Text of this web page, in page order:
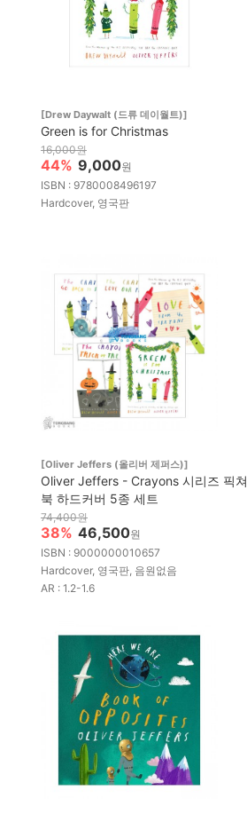
[Drew Daywalt (드류 데이월트)]
Green is for Christmas
16,000원
44% 9,000원
ISBN : 9780008496197
Hardcover, 영국판
[Oliver Jeffers (올리버 제퍼스)]
Oliver Jeffers - Crayons 시리즈 픽쳐
북 하드커버 5종 세트
74,400원
38% 46,500원
ISBN : 9000000010657
Hardcover, 영국판, 음원없음
AR : 1.2-1.6